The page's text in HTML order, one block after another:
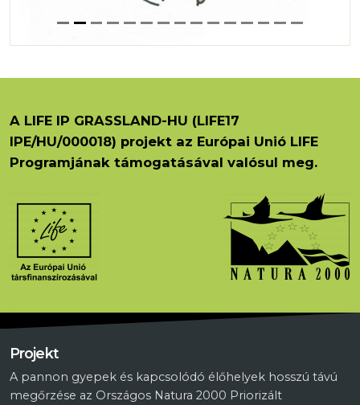
A LIFE IP GRASSLAND-HU (LIFE17
IPE/HU/000018) projekt az Európai Unió LIFE
Programjának támogatásával valósul meg.
Projekt
A pannon gyepek és kapcsolódó élőhelyek hosszú távú
megőrzése az Országos Natura 2000 Priorizált